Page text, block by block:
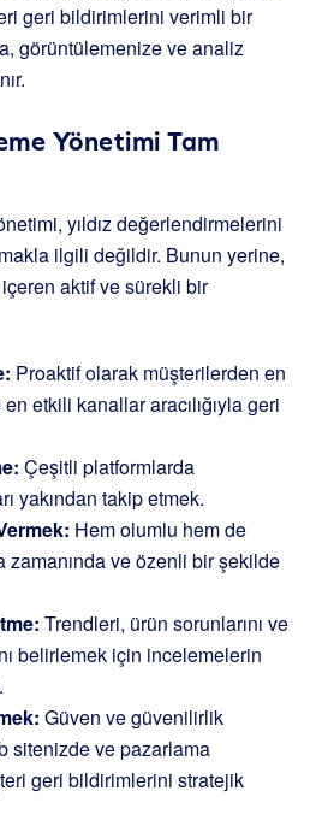
geri bildirimlerini verimli bir
görüntülemenize ve analiz
Yönetimi Tam
yıldız değerlendirmelerini
ilgili değildir. Bunun yerine,
aktif ve sürekli bir
Proaktif olarak müşterilerden en
etkili kanallar aracılığıyla geri
Çeşitli platformlarda
yakından takip etmek.
Hem olumlu hem de
zamanında ve özenli bir şekilde
Trendleri, ürün sorunlarını ve
belirlemek için incelemelerin
Güven ve güvenilirlik
sitenizde ve pazarlama
geri bildirimlerini stratejik